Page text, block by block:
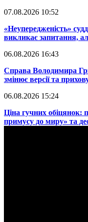
07.08.2026 10:52
​«Неупередженість»
викликає запитання,
06.08.2026 16:43
​Справа Володимира
змінює версії та
06.08.2026 15:24
​Ціна гучних обіцянок:
примусу до миру» та